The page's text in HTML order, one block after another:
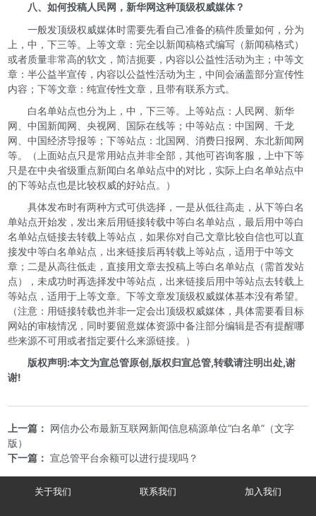
八、如何投稿人民网，新华网这种顶级权威媒体？
一般发顶级权威媒体时需要先看自己准备的稿件质量如何，分为
上，中，下三等。上等文章：完全以新闻稿格式编写（新闻稿格式）
或者质量非常高的软文，简洁扼要，内容以公益性活动为主；中等文
章：半公益半宣传，内容以公益性活动为主，中间会涵盖部分宣传性
内容；下等文章：纯宣传性文章，且带有联系方式。
白名单站点也分为上，中，下三等。上等站点：人民网、新华
网、中国新闻网、央视网、国际在线等；中等站点：中国网、千龙
网、中国经济导报等；下等站点：北国网、消费日报网、东北新闻网
等。（上面站点只是常用站点并非全部，其他可咨询客服，上中下等
只是在中央省级重点新闻白名单站点中的对比，实际上白名单站点中
的下等站点也是比较权威的好站点。）
具体发布时有两种方式可供选择，一是从低往高走，从下等白名
单站点开始发，发出来后用链接转载中等白名单站点，最后用中等白
名单站点链接去转载上等站点，如果你对自己文章比较自信也可以直
接发中等白名单站点，出来链接后再转载上等站点，适用于中等文
章；二是从高往低走，直接用文章去投稿上等白名单站点（需首发站
点），未成功时再选择发中等站点，出来链接后用中等站点去转载上
等站点，适用于上等文章。下等文章发顶级权威媒体基本没有希望。
（注意：用链接转载也并非一定会出顶级权威媒体，具体需要看目标
网站的审核情况，同时要留意媒体资源中备注部分编辑是否有提醒哪
些来源不可用或者指定要什么来源链接。）
版权声明:本文为宣总管原创,版权归宣总管,转载请注明出处,谢
谢!
上一篇： 网信办公布最新互联网新闻信息稿源单位“白名单”（文字
版）
下一篇： 宣总管平台余额可以进行提现吗？
关于我们 联系我们 加入我们